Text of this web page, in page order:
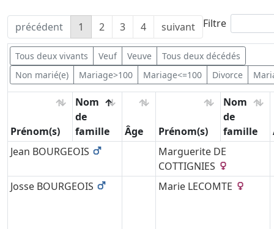
précédent 1 2 3 4 suivant Filtre
Tous deux vivants Veuf Veuve
Tous deux décédés
Non marié(e)
Mariage>100 Mariage<=100 Divorce
Prénom(s)
Nom
de
famille
Âge Prénom(s)
Nom
de
famille
Jean BOURGEOIS Marguerite DE
COTTIGNIES
Josse BOURGEOIS Marie LECOMTE